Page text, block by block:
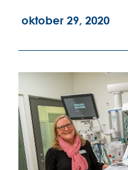
oktober 29, 2020